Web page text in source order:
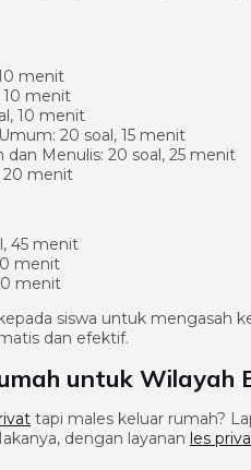
menit
10 menit
10 menit
20 soal, 15 menit
Menulis: 20 soal, 25 menit
20 menit
45 menit
menit
menit
siswa untuk mengasah
dan efektif.
untuk Wilayah
tapi males keluar rumah?
dengan layanan les